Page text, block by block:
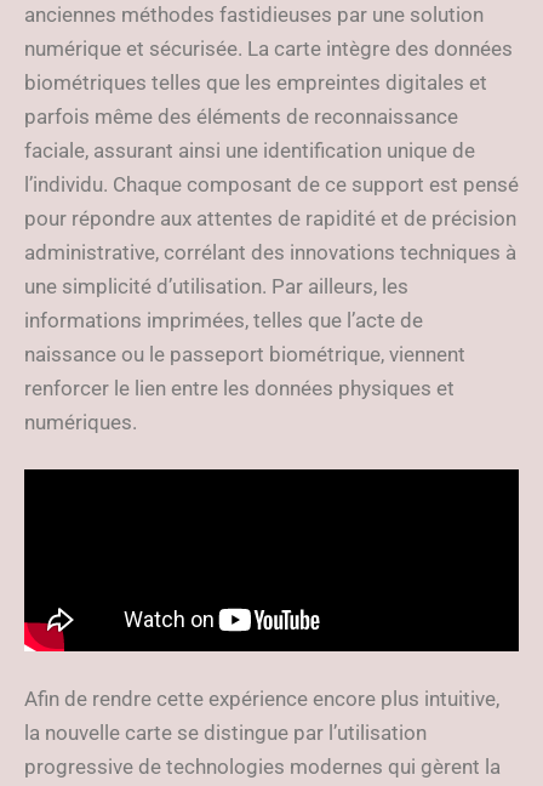
anciennes méthodes fastidieuses par une solution
numérique et sécurisée. La carte intègre des données
biométriques telles que les empreintes digitales et
parfois même des éléments de reconnaissance
faciale, assurant ainsi une identification unique de
l’individu. Chaque composant de ce support est pensé
pour répondre aux attentes de rapidité et de précision
administrative, corrélant des innovations techniques à
une simplicité d’utilisation. Par ailleurs, les
informations imprimées, telles que l’acte de
naissance ou le passeport biométrique, viennent
renforcer le lien entre les données physiques et
numériques.
Afin de rendre cette expérience encore plus intuitive,
la nouvelle carte se distingue par l’utilisation
progressive de technologies modernes qui gèrent la